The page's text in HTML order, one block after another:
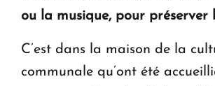
ou la musique, pour préserver
C’est dans la maison de la
communale qu’ont été